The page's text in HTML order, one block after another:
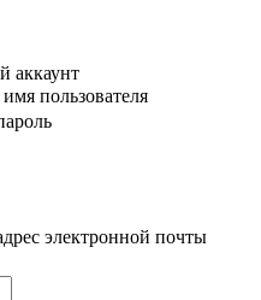
аккаунт
пользователя
электронной почты